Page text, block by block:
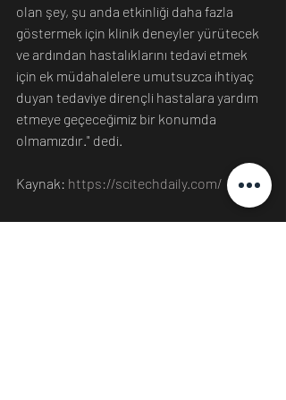
olan şey, şu anda etkinliği daha fazla
göstermek için klinik deneyler yürütecek
ve ardından hastalıklarını tedavi etmek
için ek müdahalelere umutsuzca ihtiyaç
duyan tedaviye dirençli hastalara yardım
etmeye geçeceğimiz bir konumda
olmamızdır." dedi.
Kaynak: https://scitechdaily.com/